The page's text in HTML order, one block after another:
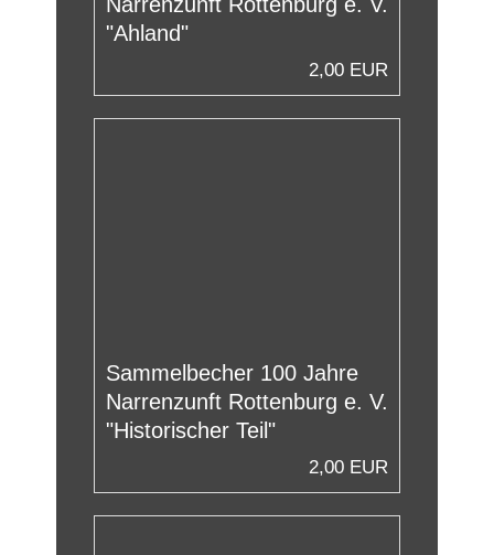
"Ahland"
2,00 EUR
Sammelbecher 100 Jahre
Narrenzunft Rottenburg e. V.
"Historischer Teil"
2,00 EUR